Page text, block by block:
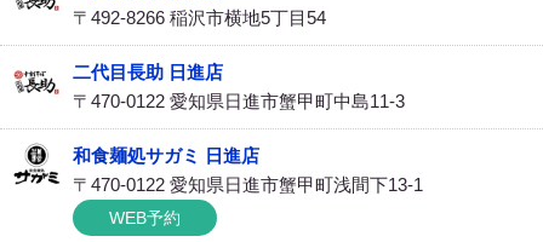
〒492-8266 稲沢市横地5丁目54
二代目長助 日進店
〒470-0122 愛知県日進市蟹甲町中島11-3
和食麺処サガミ 日進店
〒470-0122 愛知県日進市蟹甲町浅間下13-1
WEB予約